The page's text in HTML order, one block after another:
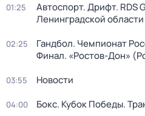
01:25
Автоспорт. Дрифт. RDS
Ленинградской области
02:25
Гандбол. Чемпионат
Финал. «Ростов-Дон»
03:55 Новости
04:00 Бокс. Кубок Победы.